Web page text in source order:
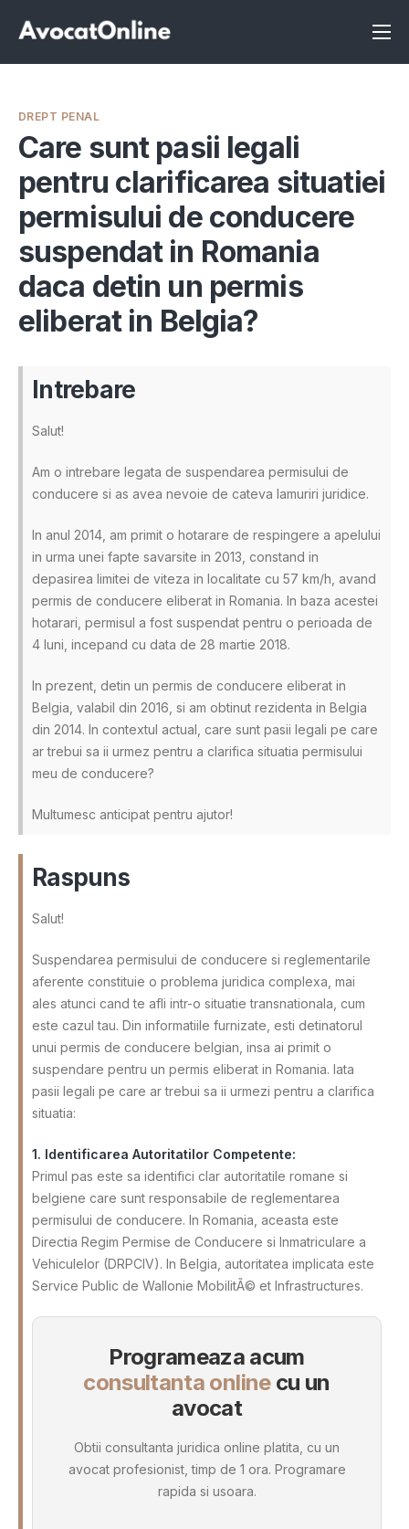
Înscrie-te ca avocat
Servicii
Despre noi
Programeaza consultanta
Intrebari
DREPT PENAL
Care sunt pasii legali
pentru clarificarea situatiei
permisului de conducere
suspendat in Romania
daca detin un permis
eliberat in Belgia?
Intrebare
Salut!
Am o intrebare legata de suspendarea permisului de
conducere si as avea nevoie de cateva lamuriri juridice.
In anul 2014, am primit o hotarare de respingere a apelului
in urma unei fapte savarsite in 2013, constand in
depasirea limitei de viteza in localitate cu 57 km/h, avand
permis de conducere eliberat in Romania. In baza acestei
hotarari, permisul a fost suspendat pentru o perioada de
4 luni, incepand cu data de 28 martie 2018.
In prezent, detin un permis de conducere eliberat in
Belgia, valabil din 2016, si am obtinut rezidenta in Belgia
din 2014. In contextul actual, care sunt pasii legali pe care
ar trebui sa ii urmez pentru a clarifica situatia permisului
meu de conducere?
Multumesc anticipat pentru ajutor!
Raspuns
Salut!
Suspendarea permisului de conducere si reglementarile
aferente constituie o problema juridica complexa, mai
ales atunci cand te afli intr-o situatie transnationala, cum
este cazul tau. Din informatiile furnizate, esti detinatorul
unui permis de conducere belgian, insa ai primit o
suspendare pentru un permis eliberat in Romania. Iata
pasii legali pe care ar trebui sa ii urmezi pentru a clarifica
situatia:
1. Identificarea Autoritatilor Competente:
Primul pas este sa identifici clar autoritatile romane si
belgiene care sunt responsabile de reglementarea
permisului de conducere. In Romania, aceasta este
Directia Regim Permise de Conducere si Inmatriculare a
Vehiculelor (DRPCIV). In Belgia, autoritatea implicata este
Service Public de Wallonie MobilitÃ© et Infrastructures.
Programeaza acum
consultanta onlinecu un
avocat
Obtii consultanta juridica online platita, cu un
avocat profesionist, timp de 1 ora. Programare
rapida si usoara.